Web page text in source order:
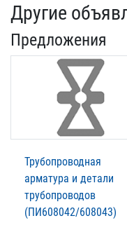
Другие
Предложения
Трубопроводная
арматура и детали
трубопроводов
(ПИ608042/608043)